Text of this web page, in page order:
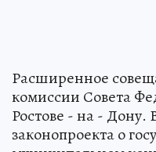
Расширенное
комиссии Совета
Ростове - на - Дону.
законопроекта о